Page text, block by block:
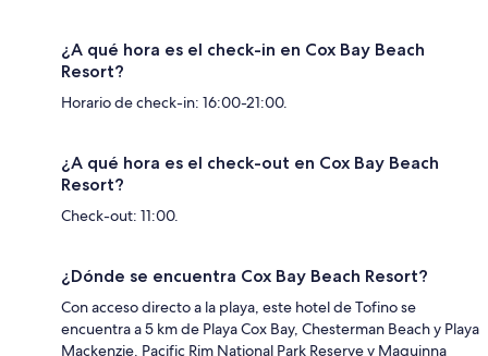
¿A qué hora es el check-in en Cox Bay Beach
Resort?
Horario de check-in: 16:00-21:00.
¿A qué hora es el check-out en Cox Bay Beach
Resort?
Check-out: 11:00.
¿Dónde se encuentra Cox Bay Beach Resort?
Con acceso directo a la playa, este hotel de Tofino se
encuentra a 5 km de Playa Cox Bay, Chesterman Beach y Playa
Mackenzie. Pacific Rim National Park Reserve y Maquinna